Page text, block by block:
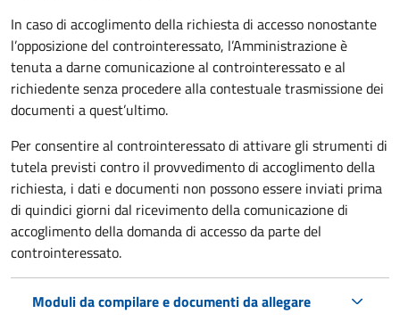
In caso di accoglimento della richiesta di accesso nonostante
l’opposizione del controinteressato, l’Amministrazione è
tenuta a darne comunicazione al controinteressato e al
richiedente senza procedere alla contestuale trasmissione dei
documenti a quest’ultimo.
Per consentire al controinteressato di attivare gli strumenti di
tutela previsti contro il provvedimento di accoglimento della
richiesta, i dati e documenti non possono essere inviati prima
di quindici giorni dal ricevimento della comunicazione di
accoglimento della domanda di accesso da parte del
controinteressato.
Moduli da compilare e documenti da allegare